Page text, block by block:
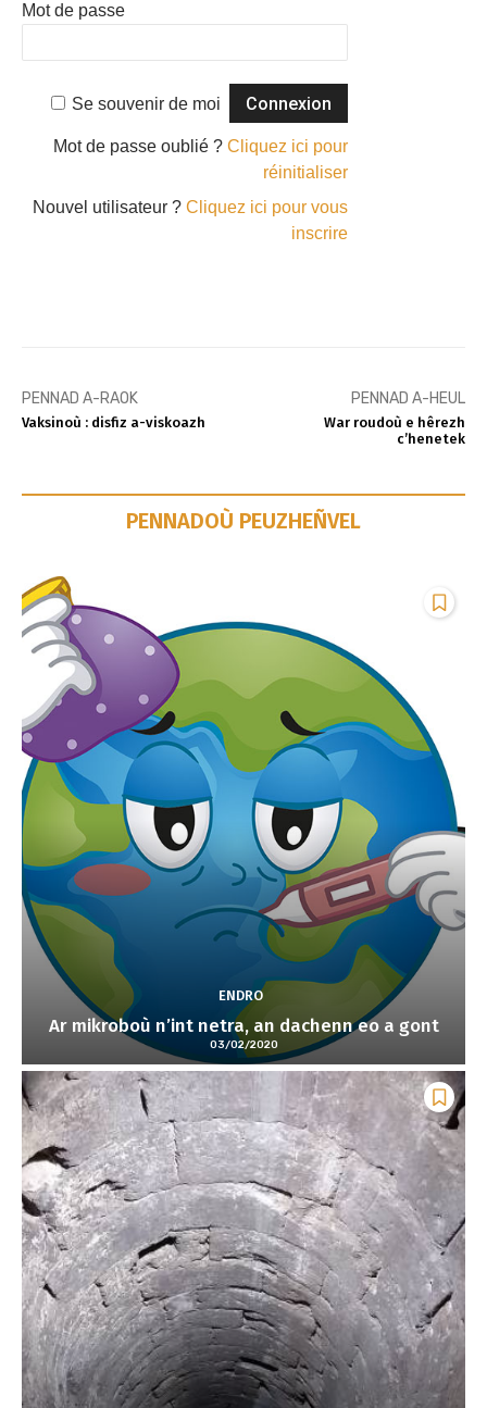
Mot de passe
Se souvenir de moi
Mot de passe oublié ? Cliquez ici pour
réinitialiser
Nouvel utilisateur ? Cliquez ici pour vous
inscrire
PENNAD A-RAOK
Vaksinoù : disfiz a-viskoazh
PENNAD A-HEUL
War roudoù e hêrezh
c’henetek
PENNADOÙ PEUZHEÑVEL
ENDRO
Ar mikroboù n’int netra, an dachenn eo a gont
03/02/2020